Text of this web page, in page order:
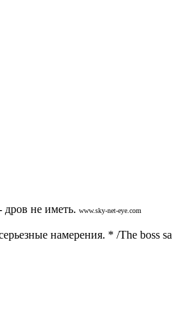
дров не иметь. www.sky-net-eye.com
намерения. * /The boss